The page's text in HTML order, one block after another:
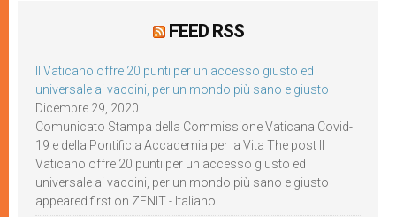
FEED RSS
Il Vaticano offre 20 punti per un accesso giusto ed
universale ai vaccini, per un mondo più sano e giusto
Dicembre 29, 2020
Comunicato Stampa della Commissione Vaticana Covid-
19 e della Pontificia Accademia per la Vita The post Il
Vaticano offre 20 punti per un accesso giusto ed
universale ai vaccini, per un mondo più sano e giusto
appeared first on ZENIT - Italiano.